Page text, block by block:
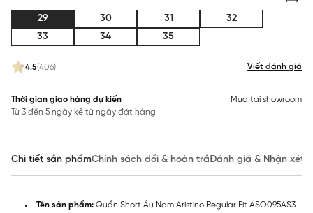
4.5(406) Viết đánh giá
29 30 31
32
33
34 35
Thời gian giao hàng dự kiến
Từ 3 đến 5 ngày kể từ ngày đặt hàng
Mua tại showroom
Chi tiết sản phẩmChính sách đổi & hoàn trảĐánh giá & Nhận xét
Tên sản phẩm: Quần Short Âu Nam Aristino Regular Fit ASO095AS3